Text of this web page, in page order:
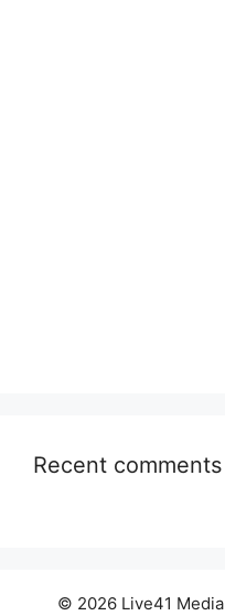
Recent comments
© 2026 Live41 Media